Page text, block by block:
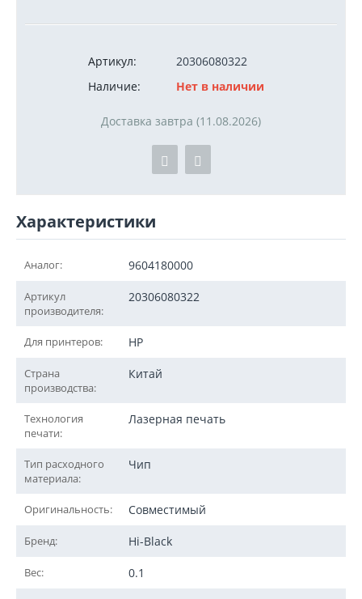
Артикул:
20306080322
Наличие:
Нет в наличии
Доставка завтра (11.08.2026)
Характеристики
Аналог: 9604180000
Артикул
производителя:
20306080322
Для принтеров: HP
Страна
производства:
Китай
Технология
печати:
Лазерная печать
Тип расходного
материала:
Чип
Оригинальность: Совместимый
Бренд: Hi-Black
Вес: 0.1